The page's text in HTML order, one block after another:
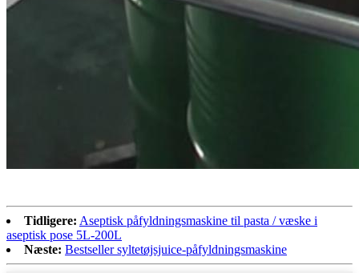
Tidligere: Aseptisk påfyldningsmaskine til pasta / væske i
aseptisk pose 5L-200L
Næste: Bestseller syltetøjsjuice-påfyldningsmaskine